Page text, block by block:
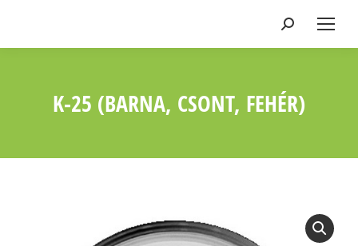
Keresés:
K-25 (BARNA, CSONT, FEHÉR)